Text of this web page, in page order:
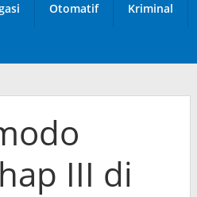
Otomatif Kriminal
III di